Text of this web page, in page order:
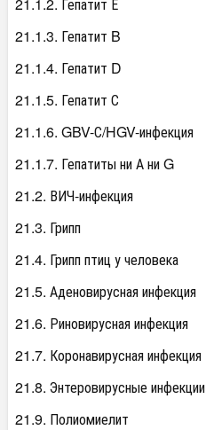
21.1.3. Гепатит B
21.1.4. Гепатит D
21.1.5. Гепатит С
21.1.6. GBV-С/HGV-инфекция
21.1.7. Гепатиты ни А ни G
21.2. ВИЧ-инфекция
21.3. Грипп
21.4. Грипп птиц у человека
21.5. Аденовирусная инфекция
21.6. Риновирусная инфекция
21.7. Коронавирусная инфекция
21.8. Энтеровирусные инфекции
21.9. Полиомиелит